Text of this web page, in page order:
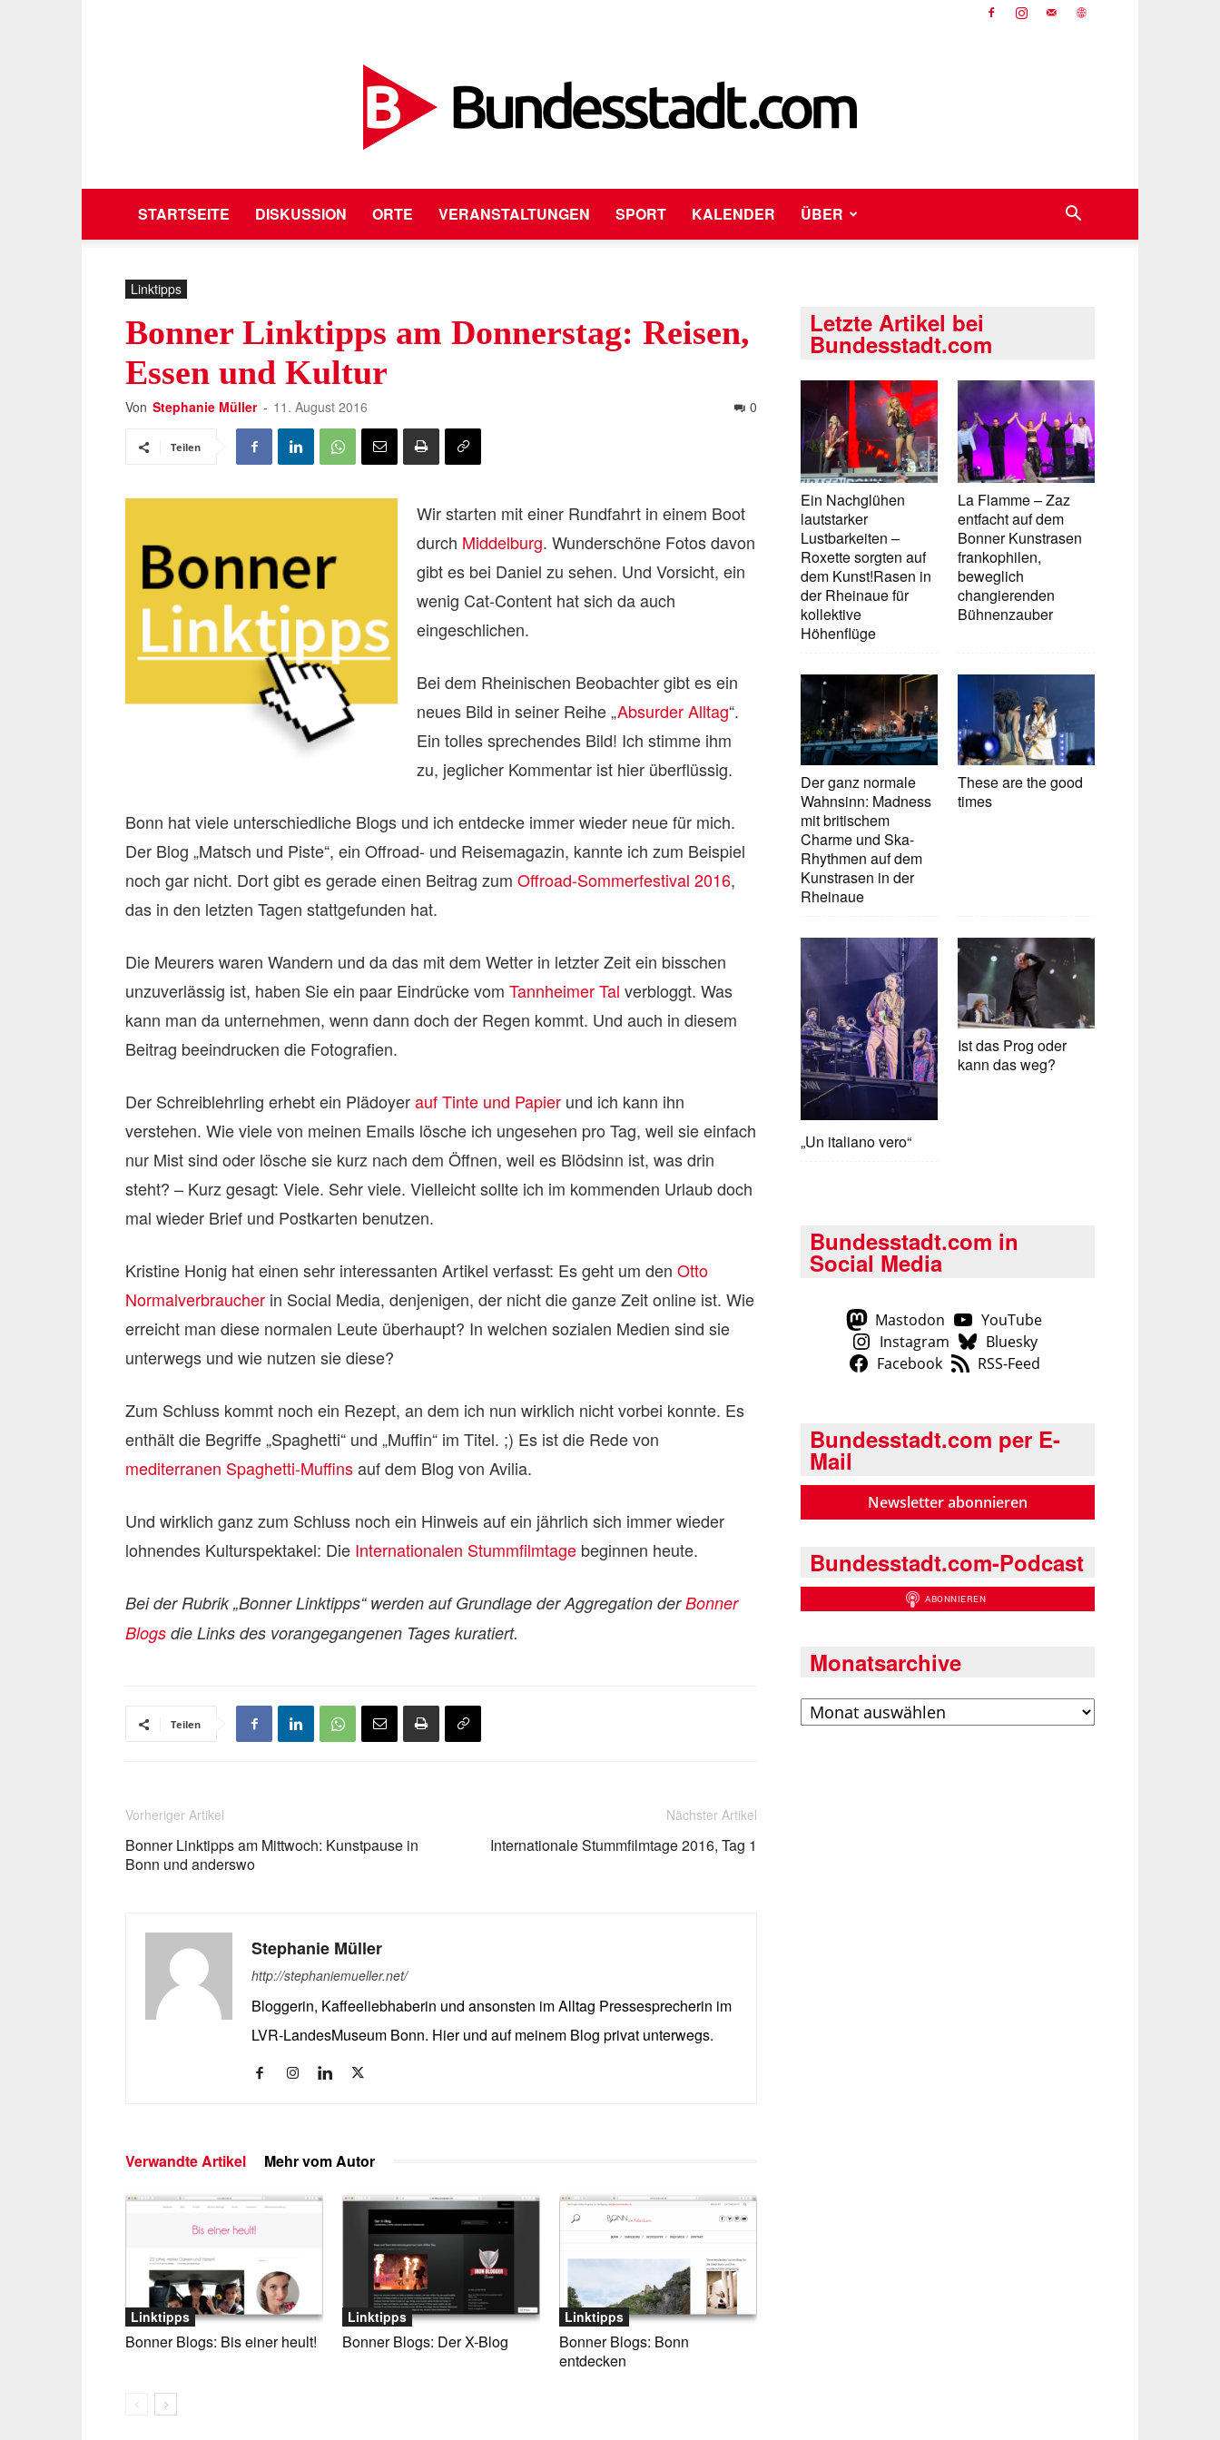
Bundesstadt.com
STARTSEITE DISKUSSION ORTE VERANSTALTUNGEN SPORT KALENDER ÜBER
Linktipps
Bonner Linktipps am Donnerstag: Reisen,
Essen und Kultur
Von Stephanie Müller - 11. August 2016 0
Teilen
Wir starten mit einer Rundfahrt in einem Boot
durch Middelburg. Wunderschöne Fotos davon
gibt es bei Daniel zu sehen. Und Vorsicht, ein
wenig Cat-Content hat sich da auch
eingeschlichen.
Bei dem Rheinischen Beobachter gibt es ein
neues Bild in seiner Reihe „Absurder Alltag“.
Ein tolles sprechendes Bild! Ich stimme ihm
zu, jeglicher Kommentar ist hier überflüssig.
Bonn hat viele unterschiedliche Blogs und ich entdecke immer wieder neue für mich.
Der Blog „Matsch und Piste“, ein Offroad- und Reisemagazin, kannte ich zum Beispiel
noch gar nicht. Dort gibt es gerade einen Beitrag zum Offroad-Sommerfestival 2016,
das in den letzten Tagen stattgefunden hat.
Die Meurers waren Wandern und da das mit dem Wetter in letzter Zeit ein bisschen
unzuverlässig ist, haben Sie ein paar Eindrücke vom Tannheimer Tal verbloggt. Was
kann man da unternehmen, wenn dann doch der Regen kommt. Und auch in diesem
Beitrag beeindrucken die Fotografien.
Der Schreiblehrling erhebt ein Plädoyerauf Tinte und Papier und ich kann ihn
verstehen. Wie viele von meinen Emails lösche ich ungesehen pro Tag, weil sie einfach
nur Mist sind oder lösche sie kurz nach dem Öffnen, weil es Blödsinn ist, was drin
steht? – Kurz gesagt: Viele. Sehr viele. Vielleicht sollte ich im kommenden Urlaub doch
mal wieder Brief und Postkarten benutzen.
Kristine Honig hat einen sehr interessanten Artikel verfasst: Es geht um den Otto
Normalverbraucher in Social Media, denjenigen, der nicht die ganze Zeit online ist. Wie
erreicht man diese normalen Leute überhaupt? In welchen sozialen Medien sind sie
unterwegs und wie nutzen sie diese?
Zum Schluss kommt noch ein Rezept, an dem ich nun wirklich nicht vorbei konnte. Es
enthält die Begriffe „Spaghetti“ und „Muffin“ im Titel. ;) Es ist die Rede von
mediterranen Spaghetti-Muffinsauf dem Blog von Avilia.
Und wirklich ganz zum Schluss noch ein Hinweis auf ein jährlich sich immer wieder
lohnendes Kulturspektakel: Die Internationalen Stummfilmtage beginnen heute.
Bei der Rubrik „Bonner Linktipps“ werden auf Grundlage der Aggregation derBonner
Blogs die Links des vorangegangenen Tages kuratiert.
Teilen
Vorheriger Artikel
Bonner Linktipps am Mittwoch: Kunstpause in
Bonn und anderswo
Nächster Artikel
Internationale Stummfilmtage 2016, Tag 1
Stephanie Müller
http://stephaniemueller.net/
Bloggerin, Kaffeeliebhaberin und ansonsten im Alltag Pressesprecherin im
LVR-LandesMuseum Bonn. Hier und auf meinem Blog privat unterwegs.
Verwandte Artikel Mehr vom Autor
Linktipps
Bonner Blogs: Bis einer heult!
Linktipps
Bonner Blogs: Der X-Blog
Linktipps
Bonner Blogs: Bonn
entdecken
Letzte Artikel bei
Bundesstadt.com
Ein Nachglühen
lautstarker
Lustbarkeiten –
Roxette sorgten auf
dem Kunst!Rasen in
der Rheinaue für
kollektive
Höhenflüge
La Flamme – Zaz
entfacht auf dem
Bonner Kunstrasen
frankophilen,
beweglich
changierenden
Bühnenzauber
Der ganz normale
Wahnsinn: Madness
mit britischem
Charme und Ska-
Rhythmen auf dem
Kunstrasen in der
Rheinaue
These are the good
times
„Un italiano vero“
Ist das Prog oder
kann das weg?
Bundesstadt.com in
Social Media
Mastodon
YouTube
Instagram
Bluesky
Facebook
RSS-Feed
Bundesstadt.com per E-
Mail
Newsletter abonnieren
Bundesstadt.com-Podcast
Monatsarchive
Archiv